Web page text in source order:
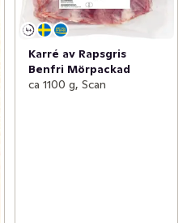
Karré av Rapsgris
Benfri Mörpackad
ca 1100 g, Scan